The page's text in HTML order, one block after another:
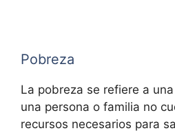
Pobreza
La pobreza se refiere a
una persona o familia no
recursos necesarios para